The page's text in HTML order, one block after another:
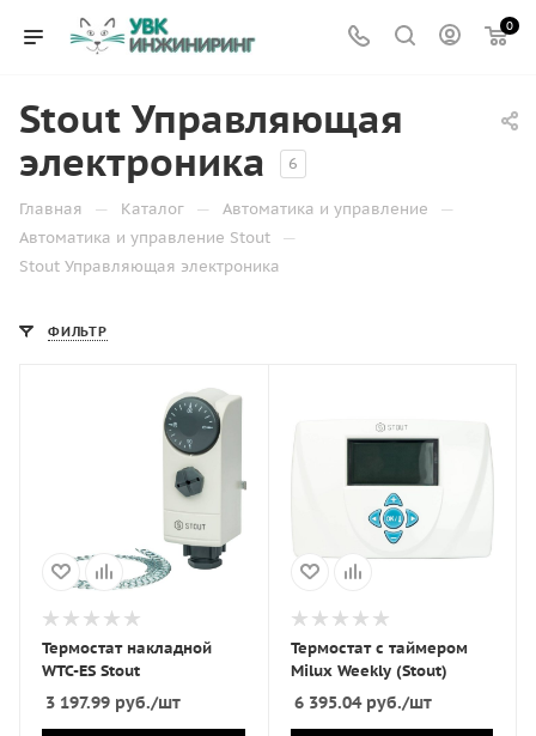
0
Stout Управляющая
электроника
6
Главная — Каталог — Автоматика и управление —
Автоматика и управление Stout —
Stout Управляющая электроника
ФИЛЬТР
Термостат накладной
WTC-ES Stout
3 197.99 руб./шт
Термостат с таймером
Milux Weekly (Stout)
6 395.04руб./шт